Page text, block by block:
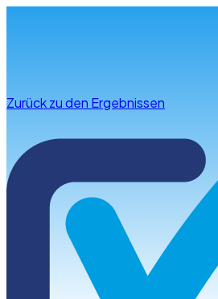
Zurück zu den Ergebnissen